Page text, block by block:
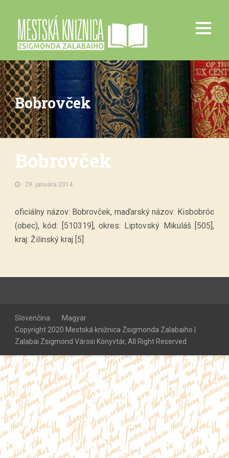
Bobrovček
Bobrovček
29. januára 2014.
oficiálny názov: Bobrovček, maďarský názov: Kisbobróc
(obec), kód: [510319], okres: Liptovský Mikuláš [505],
kraj: Žilinský kraj [5]
Slovenčina
Magyar
Copyright 2020 Mestská knižnica Zsigmonda Zalabaiho |
Zalabai Zsigmond Városi Könyvtár, All Right Reserved